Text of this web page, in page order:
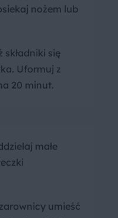
nożem lub
się
Uformuj z
20 minut.
małe
umieść